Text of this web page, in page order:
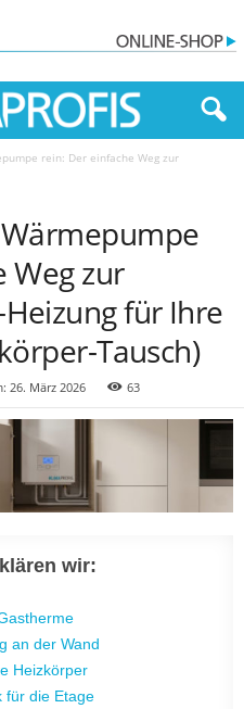
rein: Der einfache Weg zur
Weg zur
für Ihre
Tausch)
26. März 2026 63
wir:
an der Wand
Heizkörper
für die Etage